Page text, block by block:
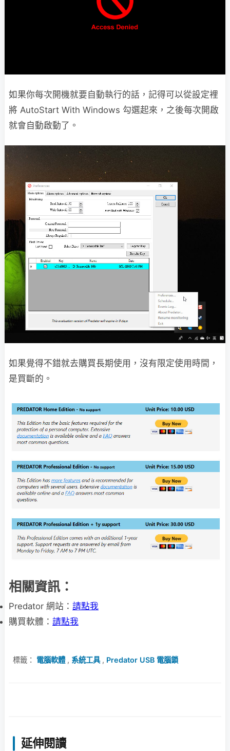
如果你每次開機就要自動執行的話，記得可以從設定裡
將 AutoStart With Windows 勾選起來，之後每次開啟
就會自動啟動了。
如果覺得不錯就去購買長期使用，沒有限定使用時間，
是買斷的。
相關資訊：
Predator 網站： 請點我
購買軟體： 請點我
標籤： 電腦軟體, 系統工具, Predator USB 電腦鎖
延伸閱讀